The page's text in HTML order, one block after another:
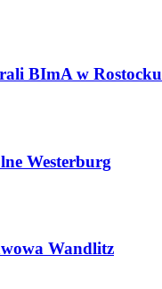
BImA w Rostocku
Westerburg
Wandlitz